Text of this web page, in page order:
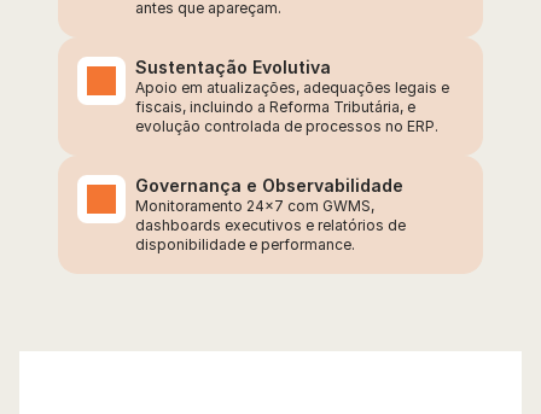
antes que apareçam.
Sustentação Evolutiva
Apoio em atualizações, adequações legais e
fiscais, incluindo a Reforma Tributária, e
evolução controlada de processos no ERP.
Governança e Observabilidade
Monitoramento 24x7 com GWMS,
dashboards executivos e relatórios de
disponibilidade e performance.